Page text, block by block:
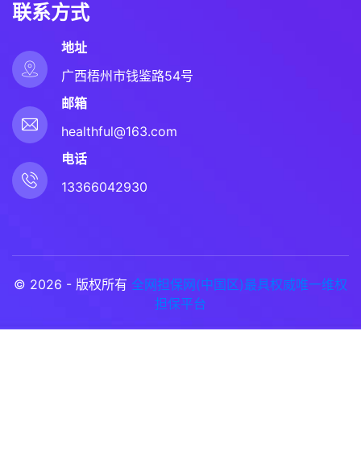
联系方式
地址
广西梧州市钱鉴路54号
邮箱
healthful@163.com
电话
13366042930
© 2026 - 版权所有 全网担保网(中国区)最具权威唯一维权
担保平台